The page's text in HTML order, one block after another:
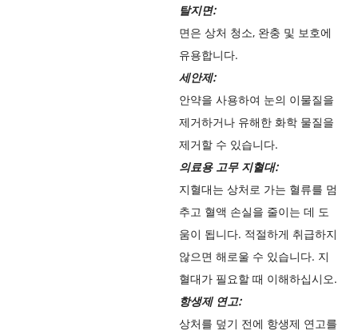
탈지면:
면은 상처 청소, 완충 및 보호에
유용합니다.
세안제:
안약을 사용하여 눈의 이물질을
제거하거나 유해한 화학 물질을
제거할 수 있습니다.
의료용 고무 지혈대:
지혈대는 상처로 가는 혈류를 멈
추고 혈액 손실을 줄이는 데 도
움이 됩니다. 적절하게 취급하지
않으면 해로울 수 있습니다. 지
혈대가 필요할 때 이해하십시오.
항생제 연고:
상처를 덮기 전에 항생제 연고를